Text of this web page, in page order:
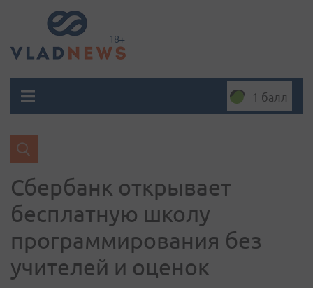
1 балл
Сбербанк открывает
бесплатную школу
программирования без
учителей и оценок